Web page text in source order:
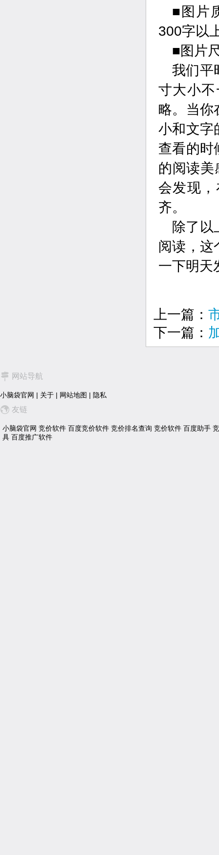
■图片
300字以
■图片
我们平
寸大小
略。当你
小和文字
查看的时
的阅读
会发现
齐。
除了以
阅读，这
一下明天
上一篇：
下一篇：
网站导航
小脑袋官网 | 关于 | 网站地图 | 隐私
友链
小脑袋官网 竞价软件 百度竞价软件 竞价排名查询 竞价软件 百度助手
具 百度推广软件